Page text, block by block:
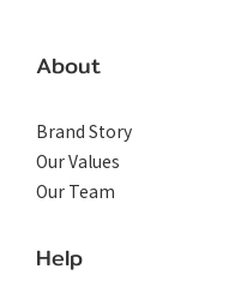
About
Brand Story
Our Values
Our Team
Help